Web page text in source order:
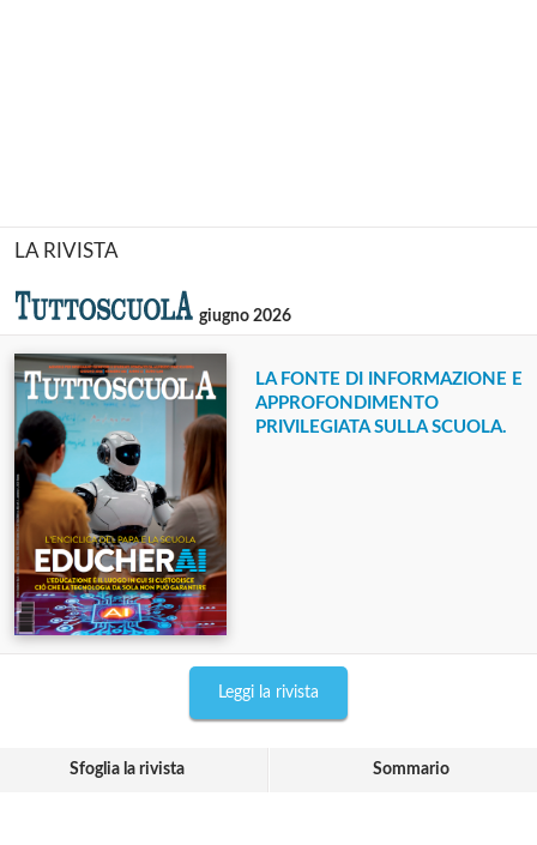
LA RIVISTA
giugno 2026
LA FONTE DI INFORMAZIONE E
APPROFONDIMENTO
PRIVILEGIATA SULLA SCUOLA.
Leggi la rivista
Sfoglia la rivista Sommario